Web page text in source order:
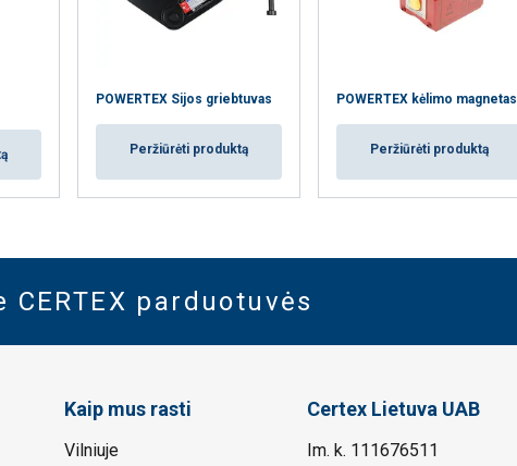
POWERTEX Sijos griebtuvas
Peržiūrėti produktą
POWERTEX kėlimo magnetas
Peržiūrėti produktą
parduotuvės
Kaip mus rasti
Vilniuje
Certex Lietuva UAB
Im. k. 111676511